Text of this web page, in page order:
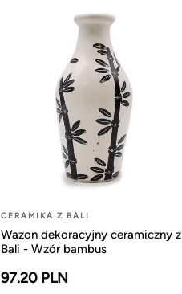
CERAMIKA Z BALI
Wazon dekoracyjny ceramiczny z
Bali - Wzór bambus
97.20 PLN